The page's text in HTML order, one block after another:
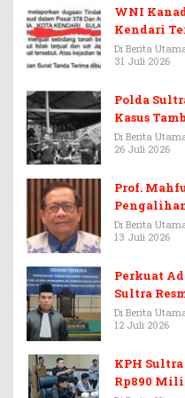
WNI
Kendari
Di Berita
31 Juli 2026
Polda
Kasus
Di Berita
26 Juli 2026
Prof.
Febrie
Di Berita
13 Juli 2026
Perkuat
Sultra
PERADI
Di Berita
12 Juli 2026
KPH
Rp890